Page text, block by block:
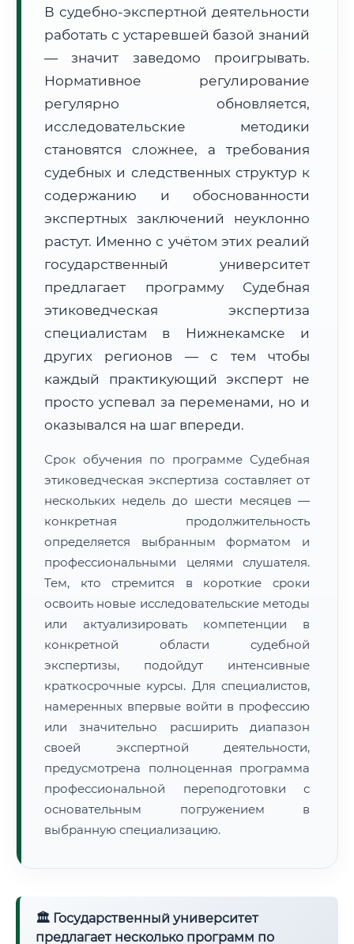
Формат учебы:
Дистанционно
🗺️ Зона обслуживания: г. Нижнекамск
Расчет логистики оригиналов:
• Маршрут транзита: ~1 953 км
• Экспресс-доставка СДЭК / Почтой:
3–5 рабочих дней
📜 Документы и аккредитация ФИС ФРДО
🔍Нажмите на документ для увеличения и просмотра
В судебно-экспертной деятельности
работать с устаревшей базой знаний
— значит заведомо проигрывать.
Нормативное регулирование
регулярно обновляется,
исследовательские методики
становятся сложнее, а требования
судебных и следственных структур к
содержанию и обоснованности
экспертных заключений неуклонно
растут. Именно с учётом этих реалий
государственный университет
предлагает программу Судебная
этиковедческая экспертиза
специалистам в Нижнекамске и
других регионов — с тем чтобы
каждый практикующий эксперт не
просто успевал за переменами, но и
оказывался на шаг впереди.
Срок обучения по программе Судебная
этиковедческая экспертиза составляет от
нескольких недель до шести месяцев —
конкретная продолжительность
определяется выбранным форматом и
профессиональными целями слушателя.
Тем, кто стремится в короткие сроки
освоить новые исследовательские методы
или актуализировать компетенции в
конкретной области судебной
экспертизы, подойдут интенсивные
краткосрочные курсы. Для специалистов,
намеренных впервые войти в профессию
или значительно расширить диапазон
своей экспертной деятельности,
предусмотрена полноценная программа
профессиональной переподготовки с
основательным погружением в
выбранную специализацию.
🏛 Государственный университет
предлагает несколько программ по